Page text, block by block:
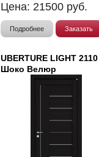
Цена: 21500 руб.
Подробнее Заказать
UBERTURE LIGHT 2110
Шоко Велюр